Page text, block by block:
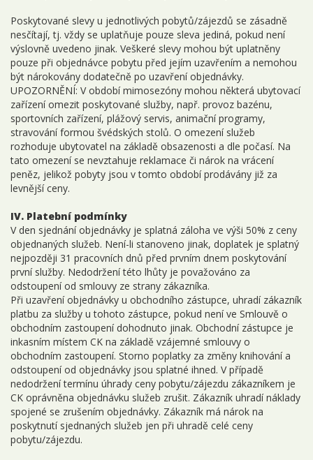
Poskytované slevy u jednotlivých pobytů/zájezdů se zásadně
nesčítají, tj. vždy se uplatňuje pouze sleva jediná, pokud není
výslovně uvedeno jinak. Veškeré slevy mohou být uplatněny
pouze při objednávce pobytu před jejím uzavřením a nemohou
být nárokovány dodatečně po uzavření objednávky.
UPOZORNĚNÍ: V období mimosezóny mohou některá ubytovací
zařízení omezit poskytované služby, např. provoz bazénu,
sportovních zařízení, plážový servis, animační programy,
stravování formou švédských stolů. O omezení služeb
rozhoduje ubytovatel na základě obsazenosti a dle počasí. Na
tato omezení se nevztahuje reklamace či nárok na vrácení
peněz, jelikož pobyty jsou v tomto období prodávány již za
levnější ceny.
IV. Platební podmínky
V den sjednání objednávky je splatná záloha ve výši 50% z ceny
objednaných služeb. Není-li stanoveno jinak, doplatek je splatný
nejpozději 31 pracovních dnů před prvním dnem poskytování
první služby. Nedodržení této lhůty je považováno za
odstoupení od smlouvy ze strany zákazníka.
Při uzavření objednávky u obchodního zástupce, uhradí zákazník
platbu za služby u tohoto zástupce, pokud není ve Smlouvě o
obchodním zastoupení dohodnuto jinak. Obchodní zástupce je
inkasním místem CK na základě vzájemné smlouvy o
obchodním zastoupení. Storno poplatky za změny knihování a
odstoupení od objednávky jsou splatné ihned. V případě
nedodržení termínu úhrady ceny pobytu/zájezdu zákazníkem je
CK oprávněna objednávku služeb zrušit. Zákazník uhradí náklady
spojené se zrušením objednávky. Zákazník má nárok na
poskytnutí sjednaných služeb jen při uhradě celé ceny
pobytu/zájezdu.